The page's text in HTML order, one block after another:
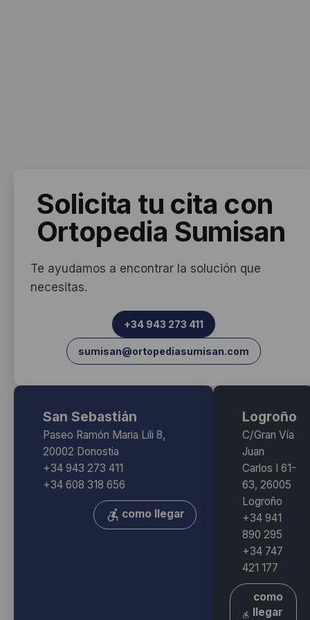
Solicita tu cita con
Ortopedia Sumisan
Te ayudamos a encontrar la solución que
necesitas.
+34 943 273 411
sumisan@ortopediasumisan.com
San Sebastián
Paseo Ramón Maria Lili 8,
20002 Donostia
+34 943 273 411
+34 608 318 656
como llegar
Logroño
C/Gran Vía
Juan
Carlos I 61-
63, 26005
Logroño
+34 941
890 295
+34 747
421 177
como
llegar